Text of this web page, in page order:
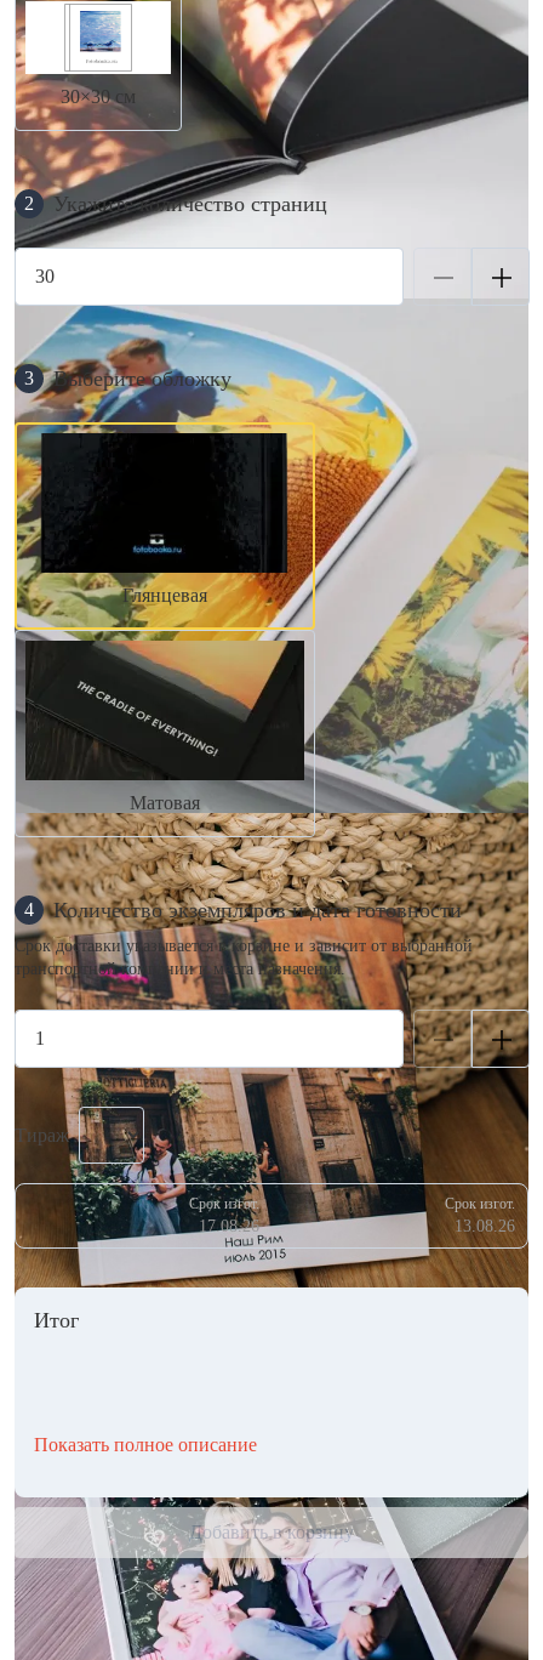
30×30 см
2 Укажите количество страниц
3 Выберите обложку
Глянцевая
Матовая
4 Количество экземпляров и дата готовности
Срок доставки указывается в корзине и зависит от выбранной
транспортной компании и места назначения.
Тираж
Срок изгот.
17.08.26
Срок изгот.
13.08.26
Итог
Показать полное описание
Добавить в корзину